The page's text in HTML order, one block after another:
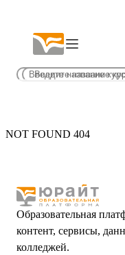
NOT FOUND 404
Образовательная
контент, сервисы,
колледжей.